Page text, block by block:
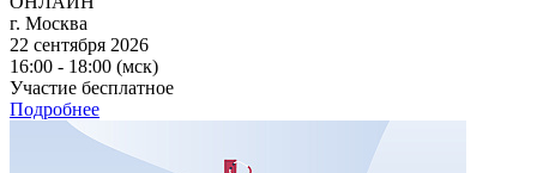
г. Москва
22 сентября 2026
16:00 - 18:00 (мск)
Участие бесплатное
Подробнее